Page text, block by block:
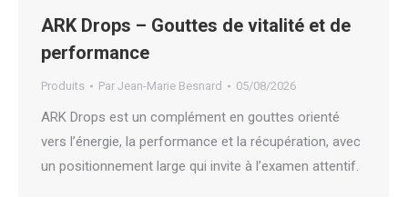
ARK Drops – Gouttes de vitalité et de
performance
Produits Par Jean-Marie Besnard 05/08/2026
ARK Drops est un complément en gouttes orienté
vers l’énergie, la performance et la récupération, avec
un positionnement large qui invite à l’examen attentif.